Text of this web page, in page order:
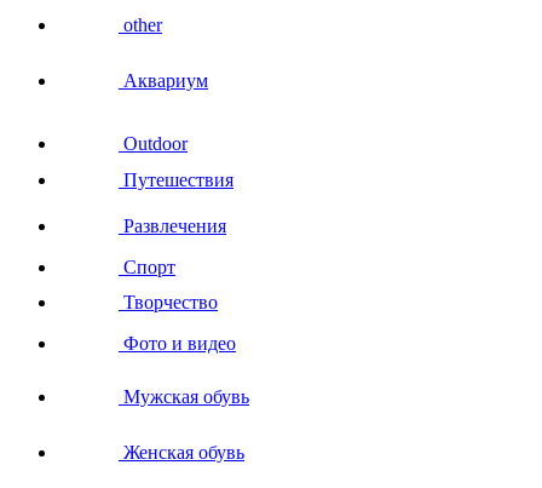
other
Аквариум
Outdoor
Путешествия
Развлечения
Спорт
Творчество
Фото и видео
Мужская обувь
Женская обувь